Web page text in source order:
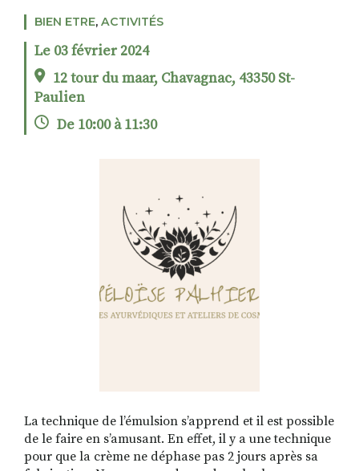
S'INSCRIRE À LA NEWSLETTER
BIEN ETRE, ACTIVITÉS
Le 03 février 2024
12 tour du maar, Chavagnac, 43350 St-
Paulien
De 10:00 à 11:30
La technique de l’émulsion s’apprend et il est possible
de le faire en s’amusant. En effet, il y a une technique
pour que la crème ne déphase pas 2 jours après sa